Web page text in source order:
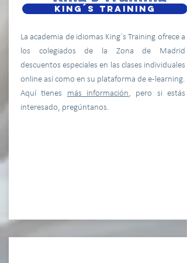
KING´S TRAINING
La academia de idiomas King´s Training ofrece a
los colegiados de la Zona de Madrid
descuentos especiales en las clases individuales
online así como en su plataforma de e-learning.
Aquí tienes más información, pero si estás
interesado, pregúntanos.